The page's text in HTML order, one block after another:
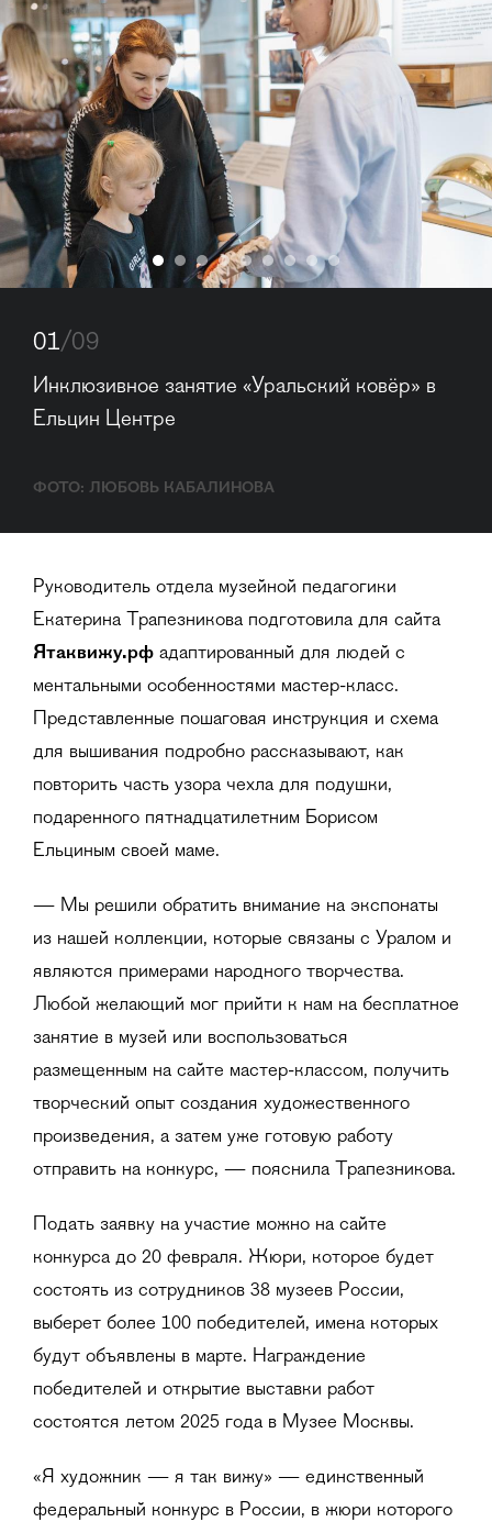
01/09
Инклюзивное занятие «Уральский ковёр» в
Ельцин Центре
ФОТО: ЛЮБОВЬ КАБАЛИНОВА
Руководитель отдела музейной педагогики
Екатерина Трапезникова подготовила для сайта
Ятаквижу.рф адаптированный для людей с
ментальными особенностями мастер-класс.
Представленные пошаговая инструкция и схема
для вышивания подробно рассказывают, как
повторить часть узора чехла для подушки,
подаренного пятнадцатилетним Борисом
Ельциным своей маме.
— Мы решили обратить внимание на экспонаты
из нашей коллекции, которые связаны с Уралом и
являются примерами народного творчества.
Любой желающий мог прийти к нам на бесплатное
занятие в музей или воспользоваться
размещенным на сайте мастер-классом, получить
творческий опыт создания художественного
произведения, а затем уже готовую работу
отправить на конкурс, — пояснила Трапезникова.
Подать заявку на участие можно на сайте
конкурса до 20 февраля. Жюри, которое будет
состоять из сотрудников 38 музеев России,
выберет более 100 победителей, имена которых
будут объявлены в марте. Награждение
победителей и открытие выставки работ
состоятся летом 2025 года в Музее Москвы.
«Я художник — я так вижу» — единственный
федеральный конкурс в России, в жюри которого